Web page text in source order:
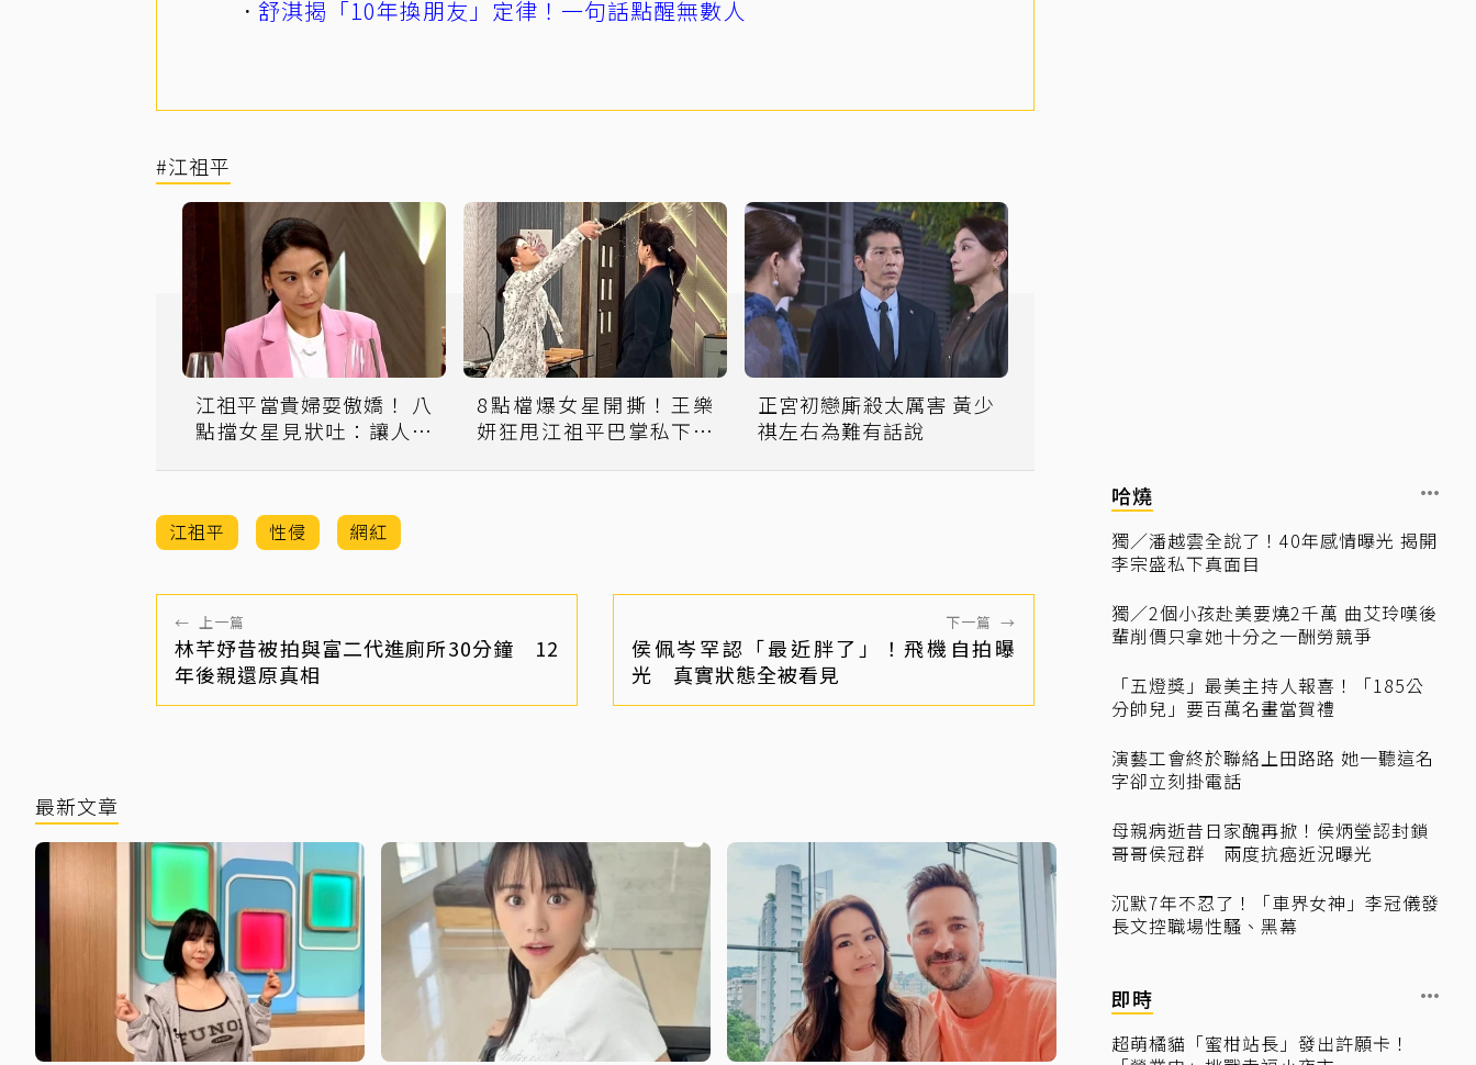
舒淇揭「10年換朋友」定律！一句話點醒無數人
#江祖平
江祖平當貴婦耍傲嬌！ 八
點擋女星見狀吐：讓人害
8點檔爆女星開撕！王樂
妍狂甩江祖平巴掌私下動
正宮初戀廝殺太厲害 黃少
祺左右為難有話說
江祖平 性侵 網紅
← 上一篇
林芊妤昔被拍與富二代進廁所30分鐘 12
年後親還原真相
下一篇 →
侯佩岑罕認「最近胖了」！飛機自拍曝
光 真實狀態全被看見
最新文章
哈燒
獨／潘越雲全說了！40年感情曝光 揭開
李宗盛私下真面目
獨／2個小孩赴美要燒2千萬 曲艾玲嘆後
輩削價只拿她十分之一酬勞競爭
「五燈獎」最美主持人報喜！「185公
分帥兒」要百萬名畫當賀禮
演藝工會終於聯絡上田路路 她一聽這名
字卻立刻掛電話
母親病逝昔日家醜再掀！侯炳瑩認封鎖
哥哥侯冠群 兩度抗癌近況曝光
沉默7年不忍了！「車界女神」李冠儀發
長文控職場性騷、黑幕
即時
超萌橘貓「蜜柑站長」發出許願卡！